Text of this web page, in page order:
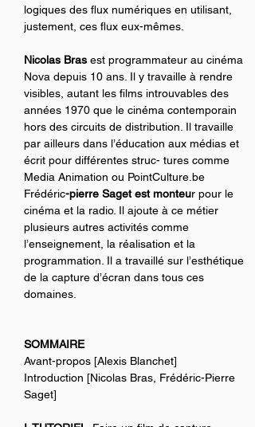
logiques des flux numériques en utilisant,
justement, ces flux eux-mêmes.
Nicolas Bras est programmateur au cinéma
Nova depuis 10 ans. Il y travaille à rendre
visibles, autant les films introuvables des
années 1970 que le cinéma contemporain
hors des circuits de distribution. Il travaille
par ailleurs dans l’éducation aux médias et
écrit pour différentes struc- tures comme
Media Animation ou PointCulture.be
Frédéric-pierre Saget est monteur pour le
cinéma et la radio. Il ajoute à ce métier
plusieurs autres activités comme
l’enseignement, la réalisation et la
programmation. Il a travaillé sur l’esthétique
de la capture d’écran dans tous ces
domaines.
SOMMAIRE
Avant-propos [Alexis Blanchet]
Introduction [Nicolas Bras, Frédéric-Pierre
Saget]